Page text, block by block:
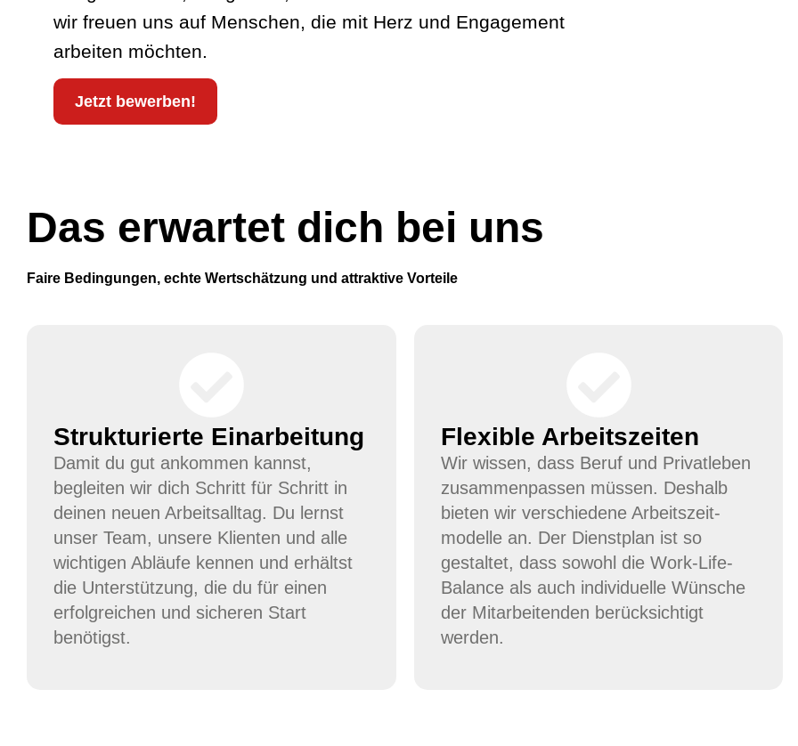
wir freuen uns auf Menschen, die mit Herz und Engagement
arbeiten möchten.
Jetzt bewerben!
Das erwartet dich bei uns
Faire Bedingungen, echte Wertschätzung und attraktive Vorteile
Strukturierte Einarbeitung
Damit du gut ankommen kannst,
begleiten wir dich Schritt für Schritt in
deinen neuen Arbeitsalltag. Du lernst
unser Team, unsere Klienten und alle
wichtigen Abläufe kennen und erhältst
die Unterstützung, die du für einen
erfolgreichen und sicheren Start
benötigst.
Flexible Arbeitszeiten
Wir wissen, dass Beruf und Privatleben
zusammenpassen müssen. Deshalb
bieten wir verschiedene Arbeitszeit-
modelle an. Der Dienstplan ist so
gestaltet, dass sowohl die Work-Life-
Balance als auch individuelle Wünsche
der Mitarbeitenden berücksichtigt
werden.